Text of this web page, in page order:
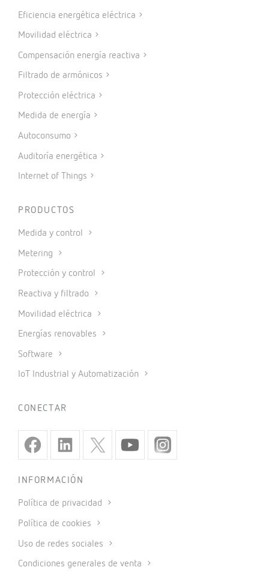
Eficiencia energética eléctrica
Movilidad eléctrica
Compensación energía reactiva
Filtrado de armónicos
Protección eléctrica
Medida de energía
Autoconsumo
Auditoría energética
Internet of Things
PRODUCTOS
Medida y control
Metering
Protección y control
Reactiva y filtrado
Movilidad eléctrica
Energías renovables
Software
IoT Industrial y Automatización
CONECTAR
INFORMACIÓN
Política de privacidad
Política de cookies
Uso de redes sociales
Condiciones generales de venta